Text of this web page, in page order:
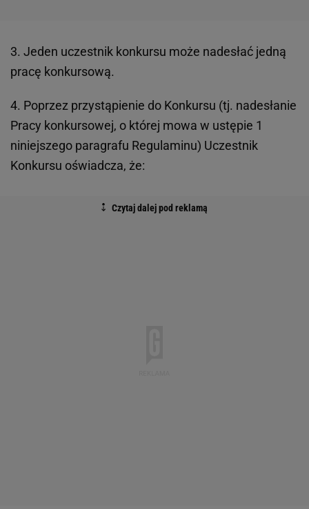
3. Jeden uczestnik konkursu może nadesłać jedną
pracę konkursową.
4. Poprzez przystąpienie do Konkursu (tj. nadesłanie
Pracy konkursowej, o której mowa w ustępie 1
niniejszego paragrafu Regulaminu) Uczestnik
Konkursu oświadcza, że: